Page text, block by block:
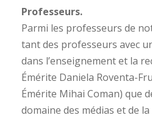
Professeurs.
Parmi les professeurs de
tant des professeurs avec
dans l’enseignement et la
Émérite Daniela Roventa-
Émérite Mihai Coman) que
domaine des médias et de